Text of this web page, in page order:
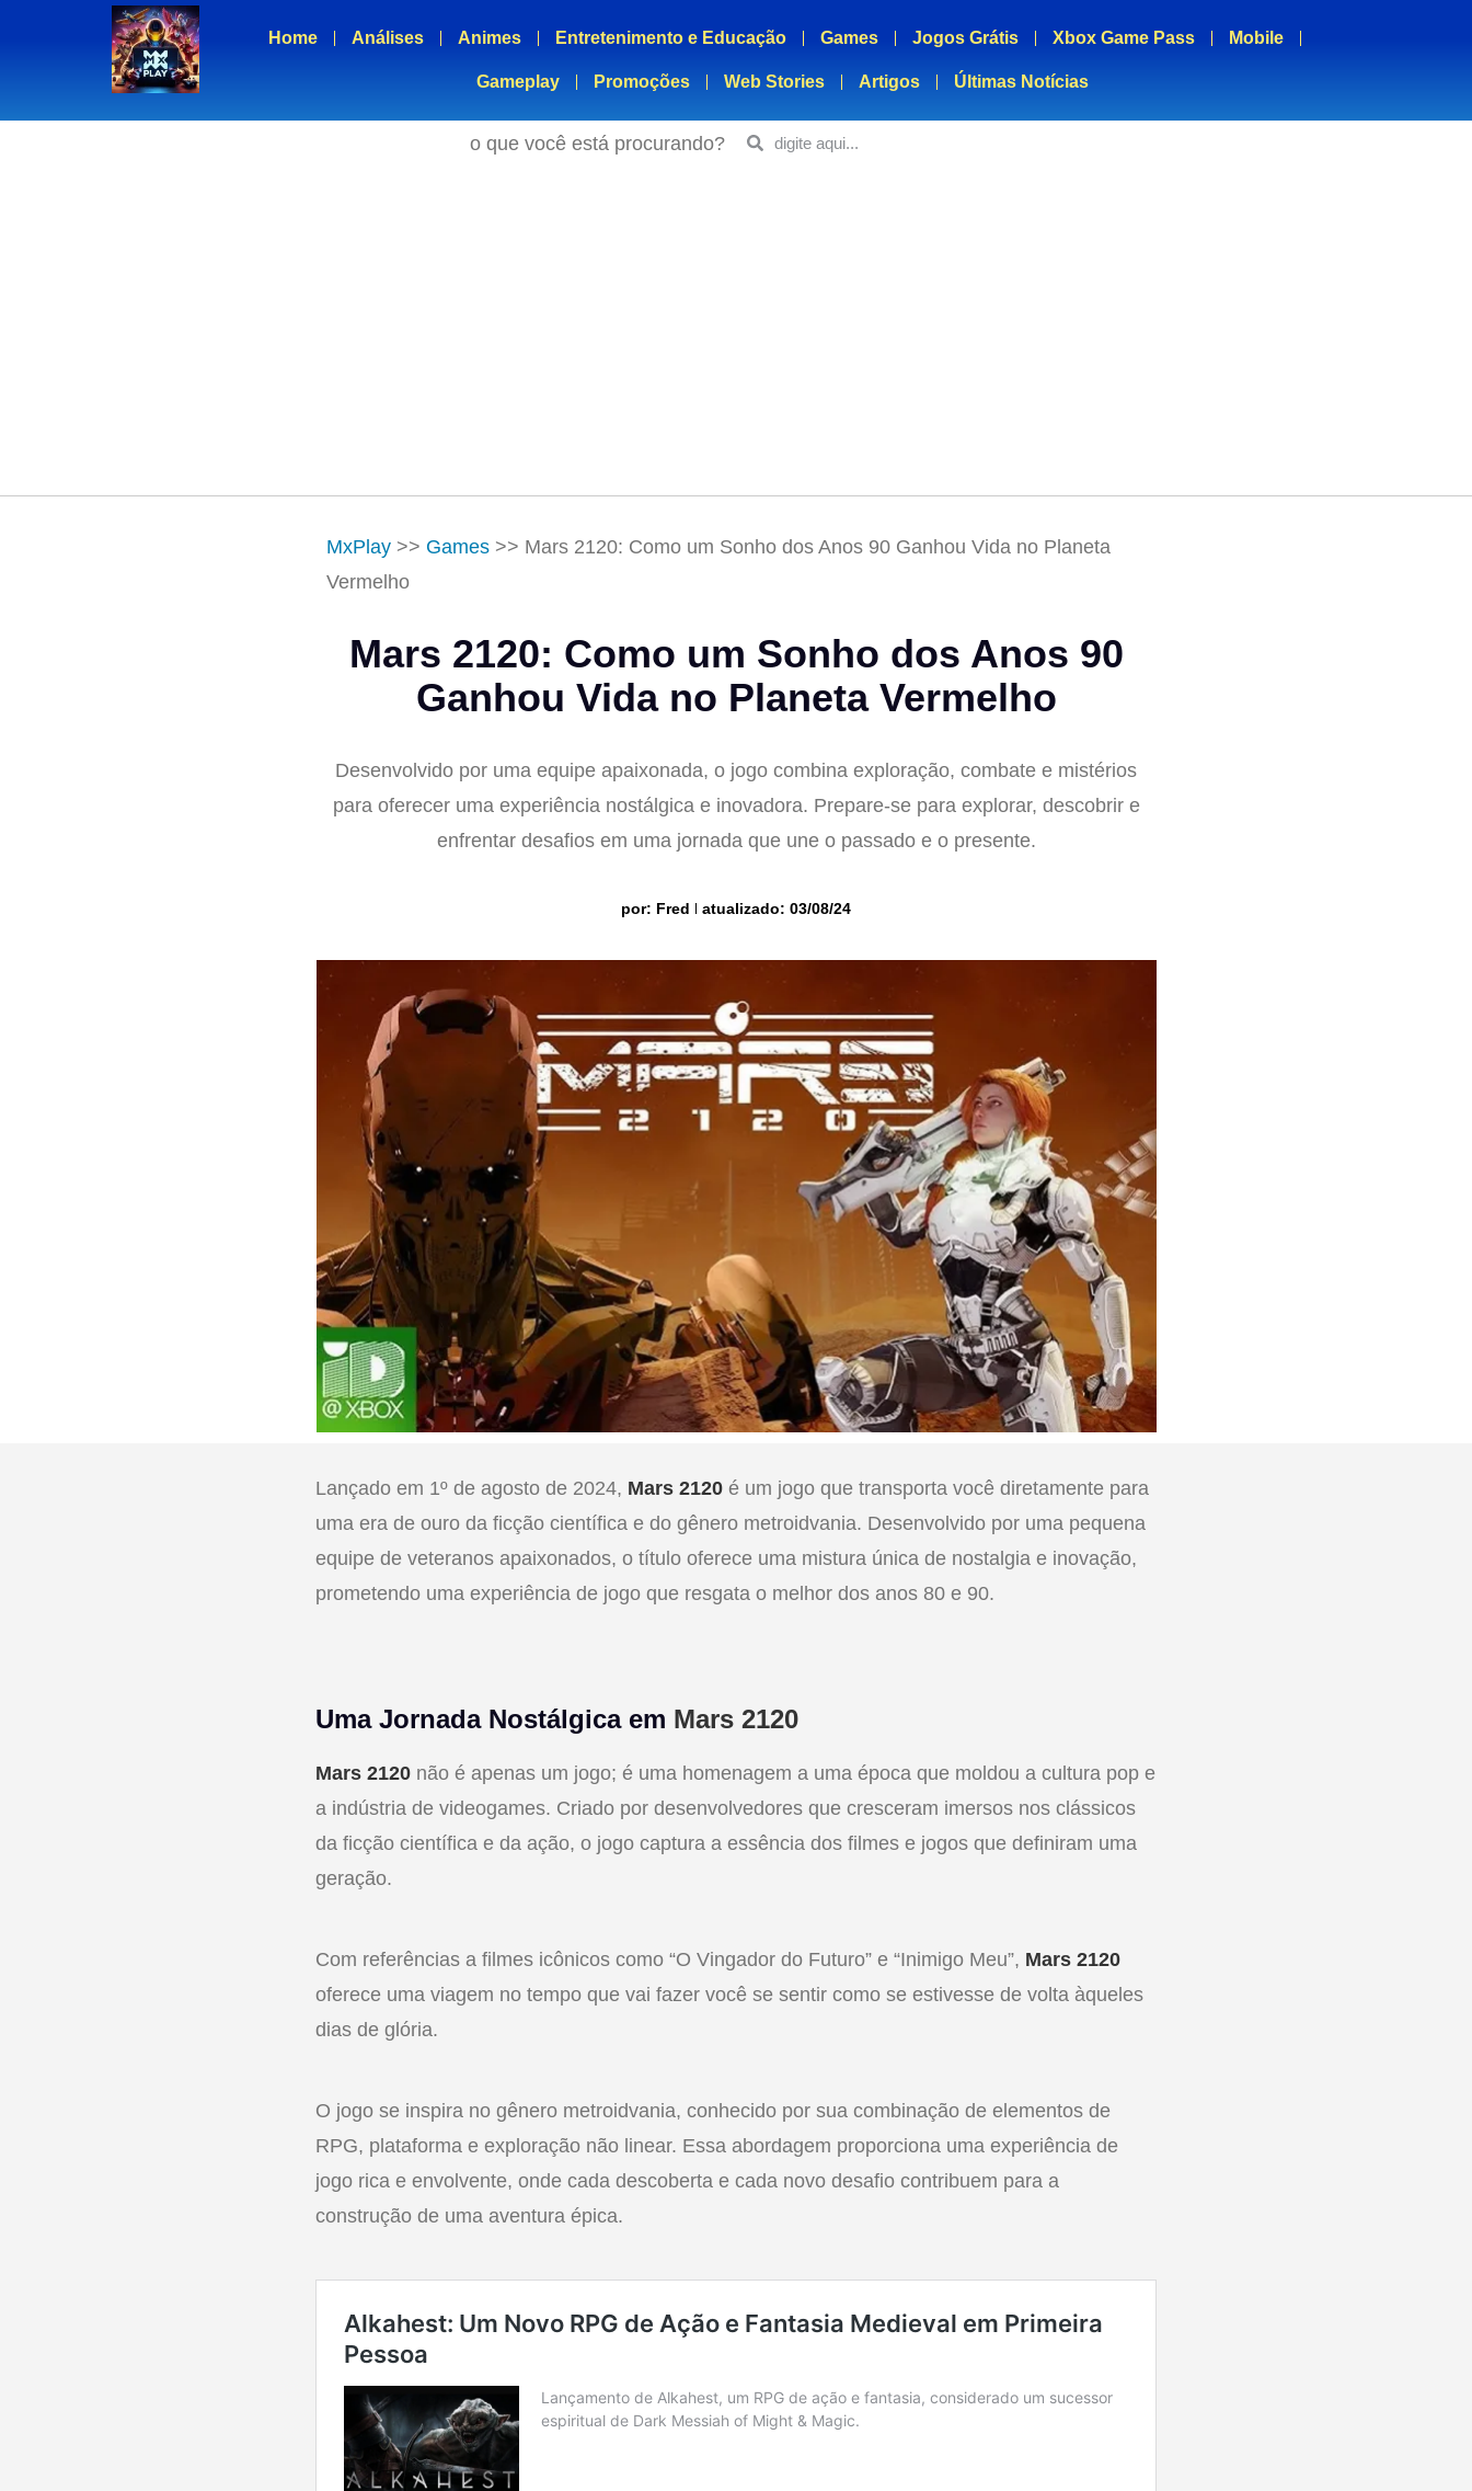
Home Análises Animes Entretenimento e Educação Games Jogos Grátis Xbox Game Pass Mobile
Gameplay Promoções Web Stories Artigos Últimas Notícias
o que você está procurando?
MxPlay >> Games >> Mars 2120: Como um Sonho dos Anos 90 Ganhou Vida no Planeta
Vermelho
Mars 2120: Como um Sonho dos Anos 90
Ganhou Vida no Planeta Vermelho
Desenvolvido por uma equipe apaixonada, o jogo combina exploração, combate e mistérios
para oferecer uma experiência nostálgica e inovadora. Prepare-se para explorar, descobrir e
enfrentar desafios em uma jornada que une o passado e o presente.
por: Fred atualizado: 03/08/24
Lançado em 1º de agosto de 2024, Mars 2120 é um jogo que transporta você diretamente para
uma era de ouro da ficção científica e do gênero metroidvania. Desenvolvido por uma pequena
equipe de veteranos apaixonados, o título oferece uma mistura única de nostalgia e inovação,
prometendo uma experiência de jogo que resgata o melhor dos anos 80 e 90.
Uma Jornada Nostálgica em Mars 2120
Mars 2120 não é apenas um jogo; é uma homenagem a uma época que moldou a cultura pop e
a indústria de videogames. Criado por desenvolvedores que cresceram imersos nos clássicos
da ficção científica e da ação, o jogo captura a essência dos filmes e jogos que definiram uma
geração.
Com referências a filmes icônicos como “O Vingador do Futuro” e “Inimigo Meu”, Mars 2120
oferece uma viagem no tempo que vai fazer você se sentir como se estivesse de volta àqueles
dias de glória.
O jogo se inspira no gênero metroidvania, conhecido por sua combinação de elementos de
RPG, plataforma e exploração não linear. Essa abordagem proporciona uma experiência de
jogo rica e envolvente, onde cada descoberta e cada novo desafio contribuem para a
construção de uma aventura épica.